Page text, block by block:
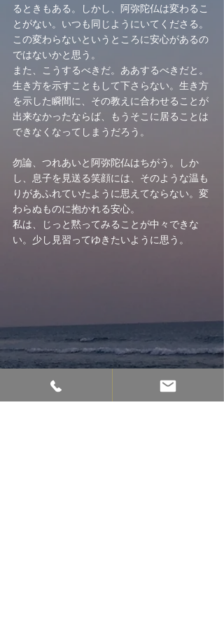
るときもある。しかし、阿弥陀仏は変わるこ
とがない。いつも同じようにいてくださる。
この変わらないというところに安心があるの
ではないかと思う。
また、こうするべきだ。ああするべきだと。
生き方を示すこともして下さらない。生き方
を示した瞬間に、その教えに合わせることが
出来なかったならば、もうそこに居ることは
できなくなってしまうだろう。
勿論、つれあいと阿弥陀仏はちがう。しか
し、息子を見送る笑顔には、そのような温も
りがあふれていたように思えてならない。変
わらぬものに抱かれる安心。
私は、じっと黙ってみることが中々できな
い。少し見習ってゆきたいように思う。